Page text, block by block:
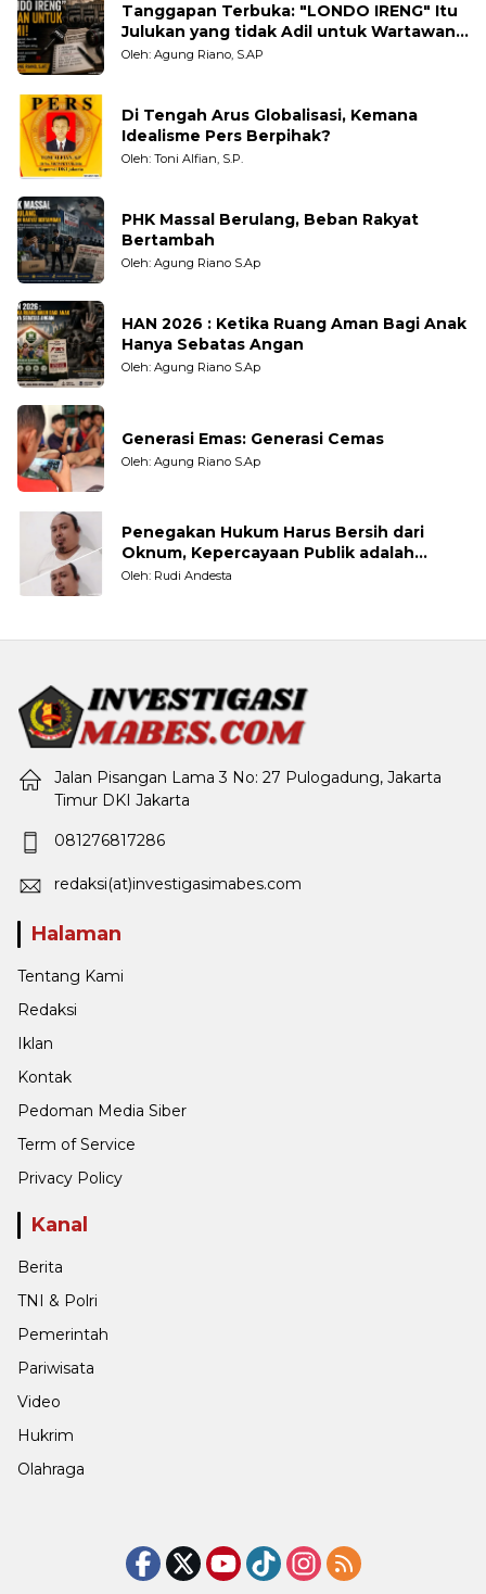
Tanggapan Terbuka: "LONDO IRENG" Itu
Julukan yang tidak Adil untuk Wartawan,
Pengamat dan LSM
Oleh: Agung Riano, S.AP
Di Tengah Arus Globalisasi, Kemana
Idealisme Pers Berpihak?
Oleh: Toni Alfian, S.P.
PHK Massal Berulang, Beban Rakyat
Bertambah
Oleh: Agung Riano S.Ap
HAN 2026 : Ketika Ruang Aman Bagi Anak
Hanya Sebatas Angan
Oleh: Agung Riano S.Ap
Generasi Emas: Generasi Cemas
Oleh: Agung Riano S.Ap
Penegakan Hukum Harus Bersih dari
Oknum, Kepercayaan Publik adalah
Taruhannya
Oleh: Rudi Andesta
Jalan Pisangan Lama 3 No: 27 Pulogadung, Jakarta
Timur DKI Jakarta
081276817286
redaksi(at)investigasimabes.com
Halaman
Tentang Kami
Redaksi
Iklan
Kontak
Pedoman Media Siber
Term of Service
Privacy Policy
Kanal
Berita
TNI & Polri
Pemerintah
Pariwisata
Video
Hukrim
Olahraga